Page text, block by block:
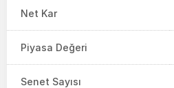
Net Kar
Piyasa Değeri
Senet Sayısı